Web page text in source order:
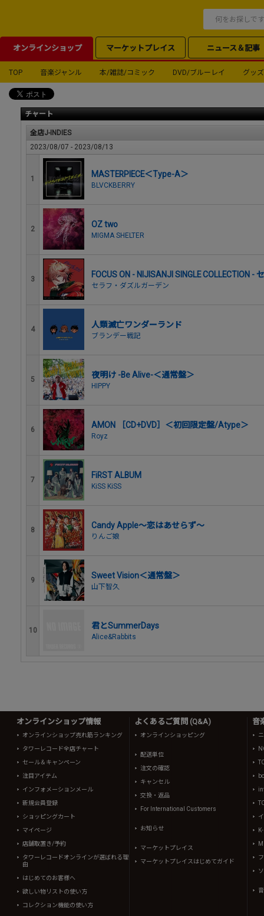
オンラインショップ マーケットプレイス ニュース＆記事
TOP 音楽ジャンル 本/雑誌/コミック DVD/ブルーレイ グッズ
チャート
全店J-INDIES
2023/08/07 - 2023/08/13
1 MASTERPIECE＜Type-A＞
BLVCKBERRY
2 OZ two
MIGMA SHELTER
3 FOCUS ON - NIJISANJI SINGLE COLLECTION
セラフ・ダズルガーデン
4 人類滅亡ワンダーランド
ブランデー戦記
5 夜明け -Be Alive-＜通常盤＞
HIPPY
6 AMON ［CD+DVD］＜初回限定盤/Atype＞
Royz
7 FiRST ALBUM
KiSS KiSS
8 Candy Apple～恋はあせらず～
りんご娘
9 Sweet Vision＜通常盤＞
山下智久
10 君とSummerDays
Alice&Rabbits
オンラインショップ情報
オンラインショップ売れ筋ランキング
タワーレコード全店チャート
セール＆キャンペーン
注目アイテム
インフォメーションメール
新規会員登録
ショッピングカート
マイページ
店舗取置き/予約
タワーレコードオンラインが選ばれる理
由
はじめてのお客様へ
欲しい物リストの使い方
コレクション機能の使い方
よくあるご質問 (Q&A)
オンラインショッピング
配送単位
注文の確認
キャンセル
交換・返品
For International Customers
お知らせ
マーケットプレイス
マーケットプレイスはじめてガイド
音